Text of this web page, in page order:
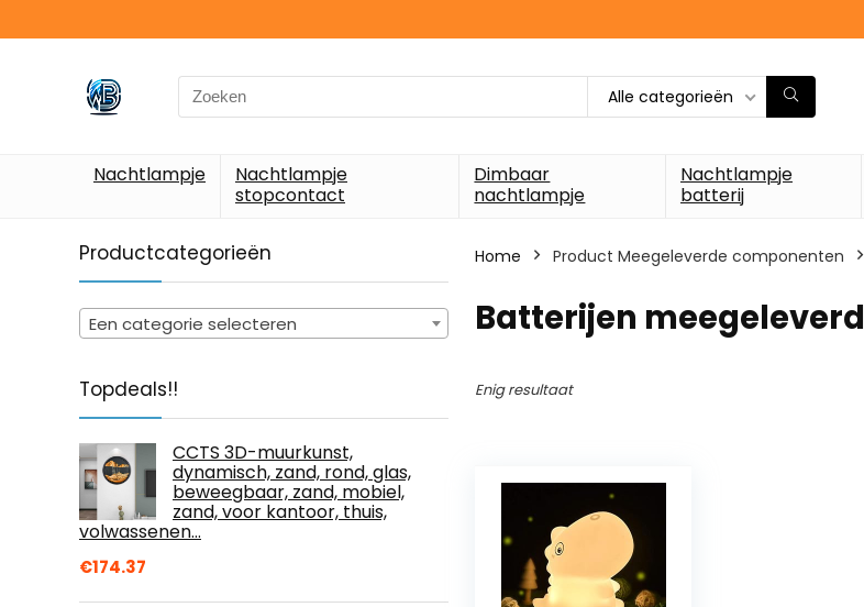
Search
for:
Alle categorieën
Nachtlampje
Nachtlampje
stopcontact
Dimbaar
nachtlampje
Nachtlampje
batterij
Productcategorieën
Een categorie selecteren
Topdeals!!
CCTS 3D-muurkunst,
dynamisch, zand, rond, glas,
beweegbaar, zand, mobiel,
zand, voor kantoor, thuis,
volwassenen…
€174.37
Home Product Meegeleverde componenten
‎Batterijen meegeleverd
Enig resultaat